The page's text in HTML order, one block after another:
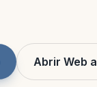
Abrir Web